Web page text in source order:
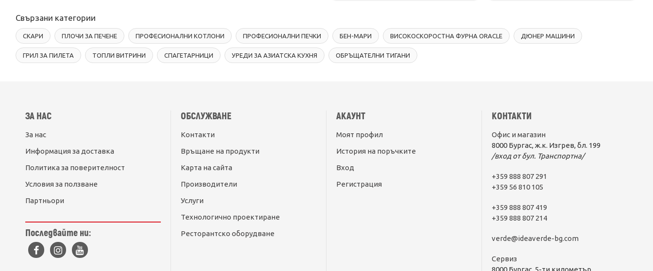
Свързани категории
СКАРИ ПЛОЧИ ЗА ПЕЧЕНЕ ПРОФЕСИОНАЛНИ КОТЛОНИ ПРОФЕСИОНАЛНИ ПЕЧКИ БЕН-МАРИ ВИСОКОСКОРОСТНА ФУРНА ORACLE ДЮНЕР МАШИНИ
ГРИЛ ЗА ПИЛЕТА ТОПЛИ ВИТРИНИ СПАГЕТАРНИЦИ УРЕДИ ЗА АЗИАТСКА КУХНЯ ОБРЪЩАТЕЛНИ ТИГАНИ
ЗА НАС
За нас
Информация за доставка
Политика за поверителност
Условия за ползване
Партньори
Последвайте ни:
ОБСЛУЖВАНЕ
Контакти
Връщане на продукти
Карта на сайта
Производители
Услуги
Технологично проектиране
Ресторантско оборудване
АКАУНТ
Моят профил
История на поръчките
Вход
Регистрация
КОНТАКТИ
Офис и магазин
8000 Бургас, ж.к. Изгрев, бл. 199
/вход от бул. Транспортна/
+359 888 807 291
+359 56 810 105
+359 888 807 419
+359 888 807 214
verde@ideaverde-bg.com
Сервиз
8000 Бургас, 5-ти километър